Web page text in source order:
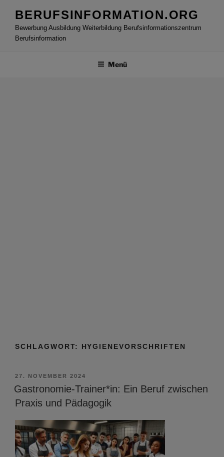
Inhalt
springen
BERUFSINFORMATION.ORG
Bewerbung Ausbildung Weiterbildung Berufsinformationszentrum
Berufsinformation
Menü
SCHLAGWORT: HYGIENEVORSCHRIFTEN
VERÖFFENTLICHT
AM
27. NOVEMBER 2024
Gastronomie-Trainer*in: Ein Beruf zwischen
Praxis und Pädagogik